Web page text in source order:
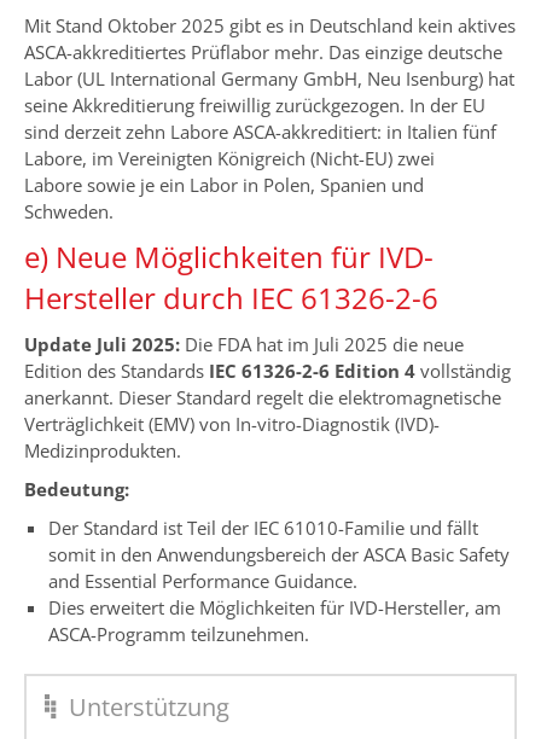
Mit Stand Oktober 2025 gibt es in Deutschland kein aktives
ASCA-akkreditiertes Prüflabor mehr. Das einzige deutsche
Labor (UL International Germany GmbH, Neu Isenburg) hat
seine Akkreditierung freiwillig zurückgezogen. In der EU
sind derzeit zehn Labore ASCA-akkreditiert: in Italien fünf
Labore, im Vereinigten Königreich (Nicht-EU) zwei
Labore sowie je ein Labor in Polen, Spanien und
Schweden.
e) Neue Möglichkeiten für IVD-
Hersteller durch IEC 61326-2-6
Update Juli 2025: Die FDA hat im Juli 2025 die neue
Edition des Standards IEC 61326-2-6 Edition 4 vollständig
anerkannt. Dieser Standard regelt die elektromagnetische
Verträglichkeit (EMV) von In-vitro-Diagnostik (IVD)-
Medizinprodukten.
Bedeutung:
Der Standard ist Teil der IEC 61010-Familie und fällt
somit in den Anwendungsbereich der ASCA Basic Safety
and Essential Performance Guidance.
Dies erweitert die Möglichkeiten für IVD-Hersteller, am
ASCA-Programm teilzunehmen.
Unterstützung